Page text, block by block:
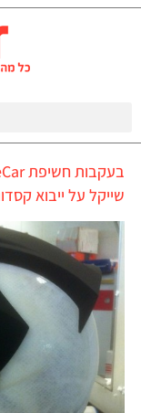
שייקל על ייבוא קסדות